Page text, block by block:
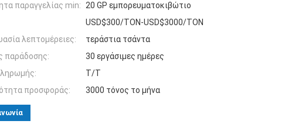
παραγγελίας min: 20 GP εμπορευματοκιβώτιο
USD$300/TON-USD$3000/TON
λεπτομέρειες:
τεράστια τσάντα
παράδοσης:
30 εργάσιμες ημέρες
T/T
προσφοράς:
3000 τόνος το μήνα